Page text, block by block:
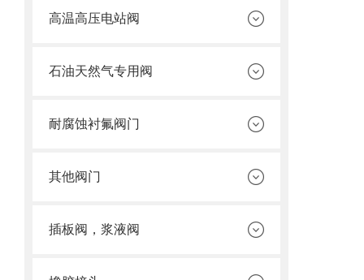
高温高压电站阀
石油天然气专用阀
耐腐蚀衬氟阀门
其他阀门
插板阀，浆液阀